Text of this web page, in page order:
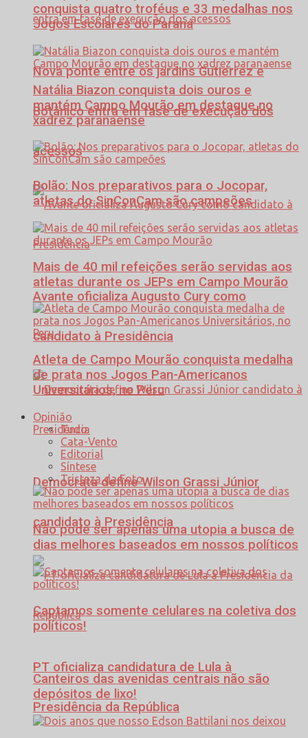
Nova ponte entre os jardins Gutierrez e
Botânico entra em fase de execução dos
acessos
Avante oficializa Augusto Cury como
candidato à Presidência
Democrata define Wilson Grassi Júnior
candidato à Presidência
PT oficializa candidatura de Lula à
Presidência da República
conquista quatro troféus e 33 medalhas nos
Jogos Escolares do Paraná
Natália Biazon conquista dois ouros e
mantém Campo Mourão em destaque no
xadrez paranaense
Bolão: Nos preparativos para o Jocopar,
atletas do SinConCam são campeões
Mais de 40 mil refeições serão servidas aos
atletas durante os JEPs em Campo Mourão
Atleta de Campo Mourão conquista medalha
de prata nos Jogos Pan-Americanos
Universitários, no Peru
Opinião
Tudo
Cata-Vento
Editorial
Síntese
Tristeza da Foto
Não pode ser apenas uma utopia a busca de
dias melhores baseados em nossos políticos
Captamos somente celulares na coletiva dos
políticos!
Canteiros das avenidas centrais não são
depósitos de lixo!